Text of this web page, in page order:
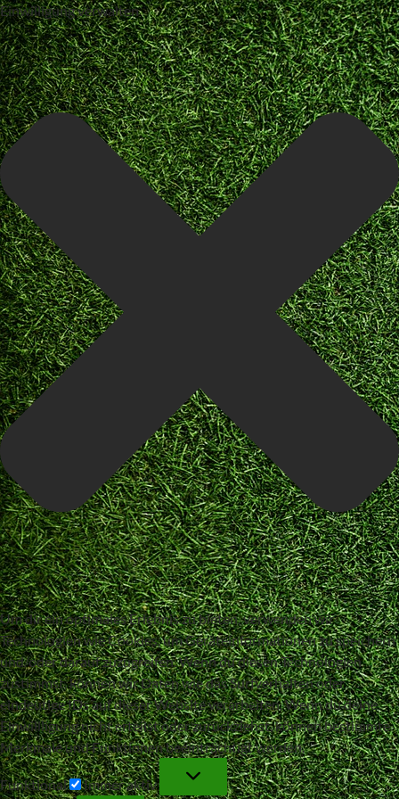
Einwilligung verwalten
Um dir ein optimales Erlebnis zu bieten, verwenden wir
Technologien wie Cookies, um Geräteinformationen zu speichern
und/oder darauf zuzugreifen. Wenn du diesen Technologien
zustimmst, können wir Daten wie das Surfverhalten oder
eindeutige IDs auf dieser Website verarbeiten. Wenn du deine
Einwillligung nicht erteilst oder zurückziehst, können bestimmte
Merkmale und Funktionen beeinträchtigt werden.
Funktional
Funktional
Immer aktiv